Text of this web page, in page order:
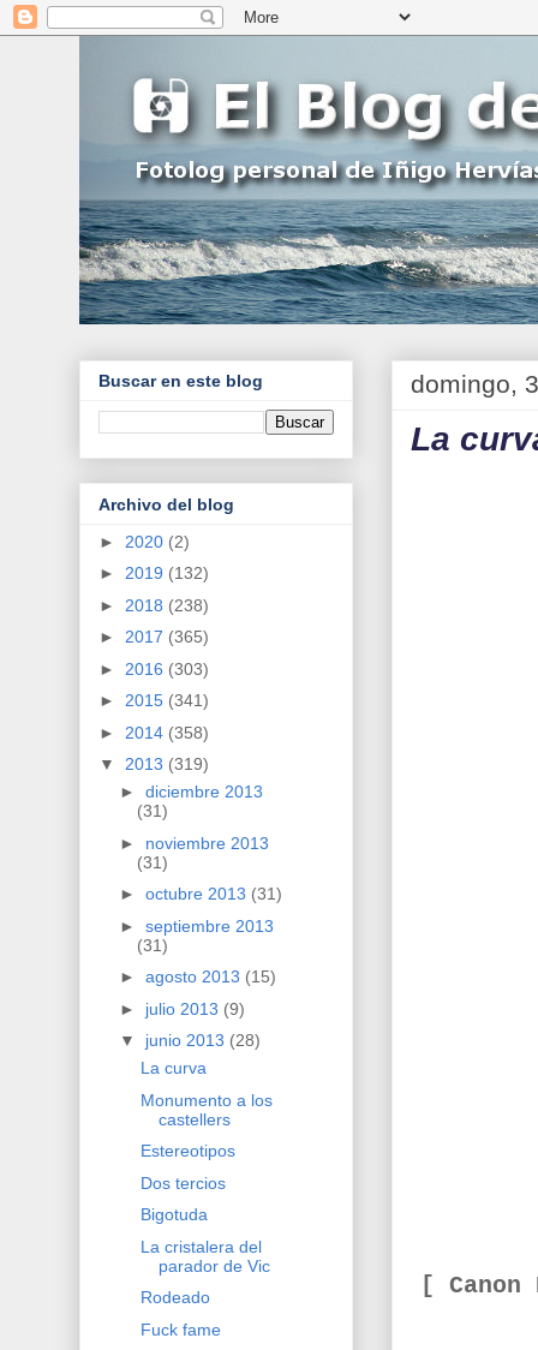
domingo,
La
[
Buscar en este blog
Archivo del blog
► 2020 (2)
► 2019 (132)
► 2018 (238)
► 2017 (365)
► 2016 (303)
► 2015 (341)
► 2014 (358)
▼ 2013 (319)
► diciembre 2013
(31)
► noviembre 2013
(31)
► octubre 2013 (31)
► septiembre 2013
(31)
► agosto 2013 (15)
► julio 2013 (9)
▼ junio 2013 (28)
La curva
Monumento a los
castellers
Estereotipos
Dos tercios
Bigotuda
La cristalera del
parador de Vic
Rodeado
Fuck fame